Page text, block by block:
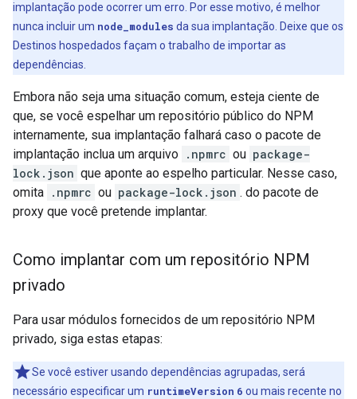
implantação pode ocorrer um erro. Por esse motivo, é melhor
nunca incluir um node_modules da sua implantação. Deixe que os
Destinos hospedados façam o trabalho de importar as
dependências.
Embora não seja uma situação comum, esteja ciente de
que, se você espelhar um repositório público do NPM
internamente, sua implantação falhará caso o pacote de
implantação inclua um arquivo .npmrc ou package-
lock.json que aponte ao espelho particular. Nesse caso,
omita .npmrc ou package-lock.json . do pacote de
proxy que você pretende implantar.
Como implantar com um repositório NPM
privado
Para usar módulos fornecidos de um repositório NPM
privado, siga estas etapas:
Se você estiver usando dependências agrupadas, será
necessário especificar um runtimeVersion 6 ou mais recente no